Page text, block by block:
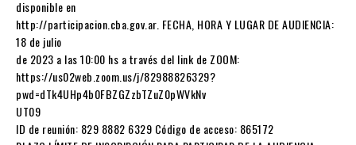
disponible en
http://participacion.cba.gov.ar. FECHA, HORA Y LUGAR DE AUDIENCIA:
18 de julio
de 2023 a las 10:00 hs a través del link de ZOOM:
https://us02web.zoom.us/j/82988826329?
pwd=dTk4UHp4b0FBZGZzbTZuZ0pWVkNv
UT09
ID de reunión: 829 8882 6329 Código de acceso: 865172